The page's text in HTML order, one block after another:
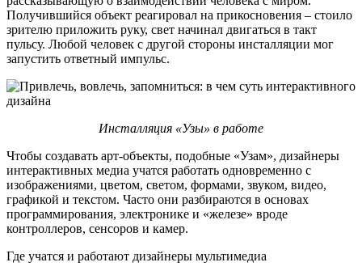
Получившийся объект реагировал на прикосновения – стоило
зрителю приложить руку, свет начинал двигаться в такт
пульсу. Любой человек с другой стороны инсталляции мог
запустить ответный импульс.
Инсталляция «Узы» в работе
Чтобы создавать арт-объекты, подобные «Узам», дизайнеры
интерактивных медиа учатся работать одновременно с
изображениями, цветом, светом, формами, звуком, видео,
графикой и текстом. Часто они разбираются в основах
программирования, электронике и «железе» вроде
контроллеров, сенсоров и камер.
Где учатся и работают дизайнеры мультимедиа